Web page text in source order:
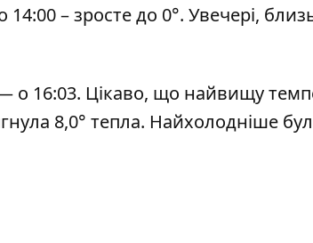
– зросте до 0°. Увечері,
— о 16:03. Цікаво, що найвищу
8,0° тепла. Найхолодніше